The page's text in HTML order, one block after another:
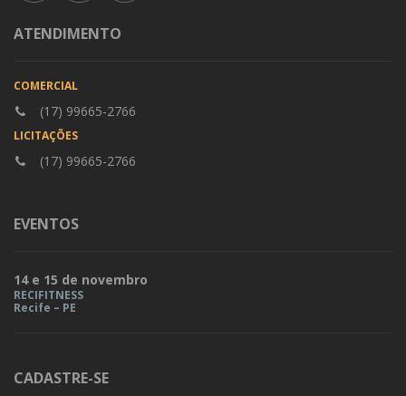
ATENDIMENTO
COMERCIAL
(17) 99665-2766
LICITAÇÕES
(17) 99665-2766
EVENTOS
14 e 15 de novembro
RECIFITNESS
Recife – PE
CADASTRE-SE